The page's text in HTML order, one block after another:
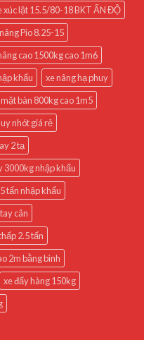
xúc lật 15.5/80-18 BKT ẤN ĐỘ
Pio 8.25-15
cao 1500kg cao 1m6
khẩu
xe nâng hạ phuy
bàn 800kg cao 1m5
nhót giá rẻ
2 tạ
3000kg nhập khẩu
tấn nhập khẩu
cân
2.5 tấn
2m bằng bình
xe đẩy hàng 150kg